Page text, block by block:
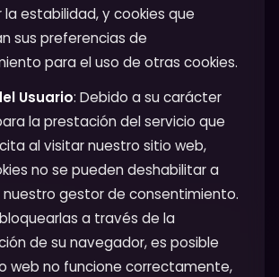
estabilidad, y cookies que
sus preferencias de
para el uso de otras cookies.
Usuario: Debido a su carácter
la prestación del servicio que
al visitar nuestro sitio web,
no se pueden deshabilitar a
gestor de consentimiento.
a través de la
de su navegador, es posible
web no funcione correctamente,